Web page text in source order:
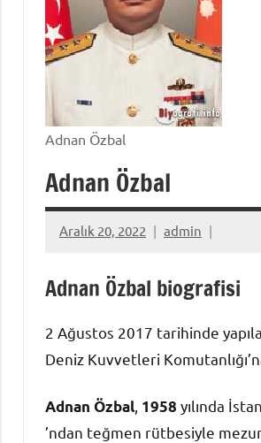
Adnan Özbal
Adnan Özbal
Aralık 20, 2022 admin
Adnan Özbal biografisi
2 Ağustos 2017 tarihinde
Deniz Kuvvetleri
Adnan Özbal 1958 yılında
’ndan teğmen rütbesiyle